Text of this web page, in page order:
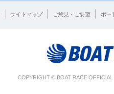
サイトマップ ご意見・ご要望 ボー
COPYRIGHT © BOAT RACE OFFICIAL